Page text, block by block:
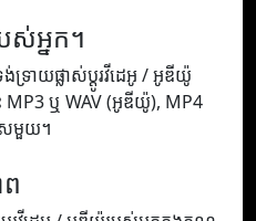
ស់អ្នក។
ង់ទ្រាយផ្លាស់ប្តូរវីដេអូ / អូឌីយ៉ូ
MP3 ឬ WAV (អូឌីយ៉ូ), MP4
សមួយ។